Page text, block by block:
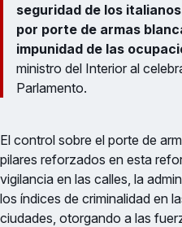
seguridad de los
por porte de armas
impunidad de las
ministro del Interior al
Parlamento.
El control sobre el porte de
pilares reforzados en esta
vigilancia en las calles, la
los índices de criminalidad en
ciudades, otorgando a las